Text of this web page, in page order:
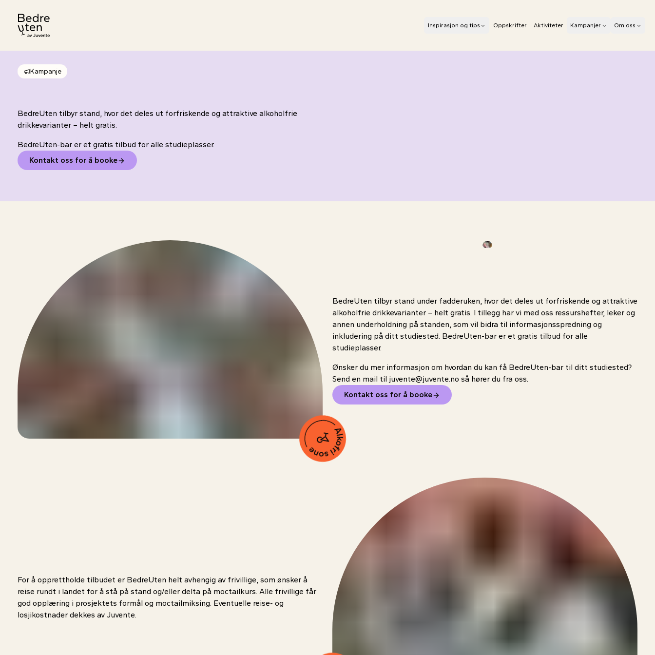
Til forsiden
Inspirasjon og tips Oppskrifter Aktiviteter Kampanjer Om oss
Kampanje
BedreUten tilbyr stand, hvor det deles ut forfriskende og attraktive alkoholfrie
drikkevarianter – helt gratis.
BedreUten-bar er et gratis tilbud for alle studieplasser.
Kontakt oss for å booke
BedreUten tilbyr stand under fadderuken, hvor det deles ut forfriskende og attraktive
alkoholfrie drikkevarianter – helt gratis. I tillegg har vi med oss ressurshefter, leker og
annen underholdning på standen, som vil bidra til informasjonsspredning og
inkludering på ditt studiested. BedreUten-bar er et gratis tilbud for alle
studieplasser.
Ønsker du mer informasjon om hvordan du kan få BedreUten-bar til ditt studiested?
Send en mail til juvente@juvente.no så hører du fra oss.
Kontakt oss for å booke
For å opprettholde tilbudet er BedreUten helt avhengig av frivillige, som ønsker å
reise rundt i landet for å stå på stand og/eller delta på moctailkurs. Alle frivillige får
god opplæring i prosjektets formål og moctailmiksing. Eventuelle reise- og
losjikostnader dekkes av Juvente.